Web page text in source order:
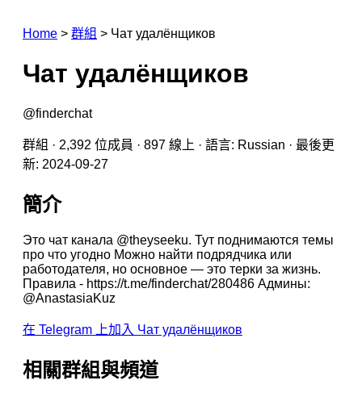
Home > 群組 > Чат удалёнщиков
Чат удалёнщиков
@finderchat
群組 · 2,392 位成員 · 897 線上 · 語言: Russian · 最後更
新: 2024-09-27
簡介
Это чат канала @theyseeku. Тут поднимаются темы
про что угодно Можно найти подрядчика или
работодателя, но основное — это терки за жизнь.
Правила - https://t.me/finderchat/280486 Админы:
@AnastasiaKuz
在 Telegram 上加入 Чат удалёнщиков
相關群組與頻道